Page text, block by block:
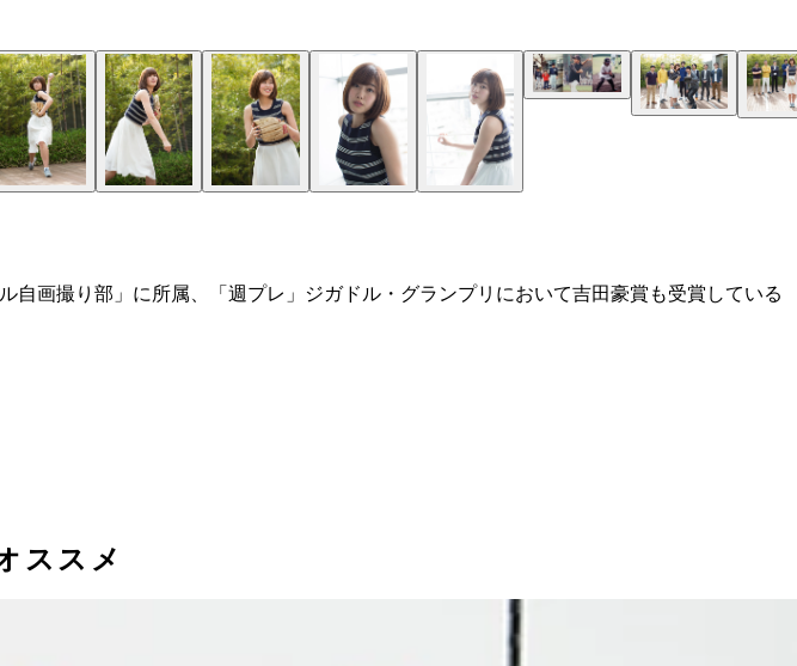
画撮り部」に所属、「週プレ」ジガドル・グランプリにおいて吉田豪賞も受賞している
ススメ